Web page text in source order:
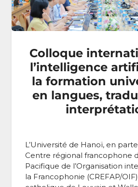
Colloque
l’intelligence
la formation
en langues,
L’Université de Hanoï, en
Centre régional francophone
Pacifique de l’Organisation
la Francophonie (CREFAP/